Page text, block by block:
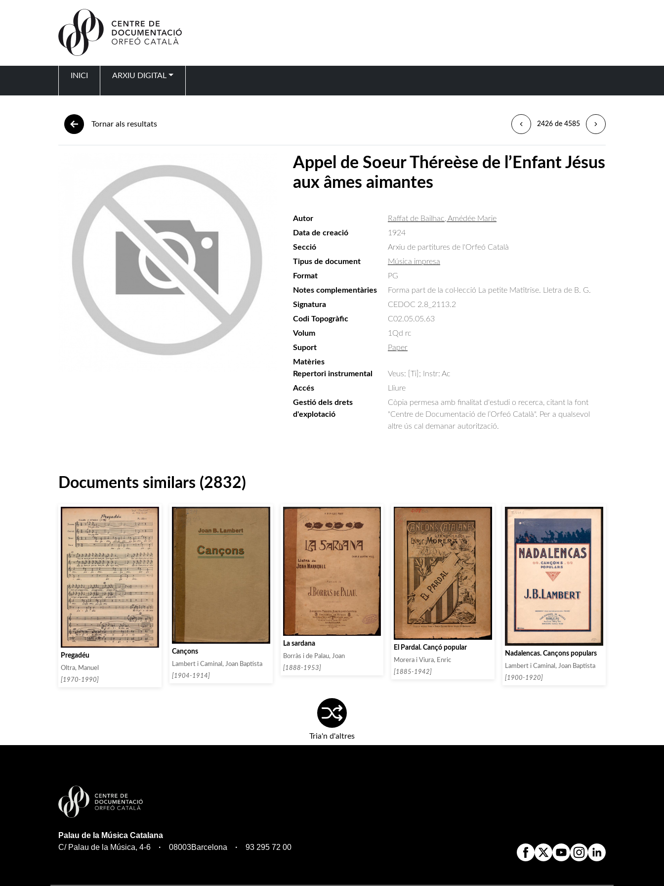
INICI ARXIU DIGITAL
Tornar als resultats 2426 de 4585
Appel de Soeur Théreèse de l’Enfant Jésus
aux âmes aimantes
Autor
Raffat de Bailhac, Amédée Marie
Data de creació
1924
Secció
Arxiu de partitures de l'Orfeó Català
Tipus de document
Música impresa
Format
PG
Notes complementàries
Forma part de la col·lecció La petite Matîtrise. Lletra de B. G.
Signatura
CEDOC 2.8_2113.2
Codi Topogràfic
C02.05.05.63
Volum
1Qd rc
Suport
Paper
Matèries
Repertori instrumental
Veus: [Ti]; Instr: Ac
Accés
Lliure
Gestió dels drets
d'explotació
Còpia permesa amb finalitat d'estudi o recerca, citant la font
"Centre de Documentació de l’Orfeó Català". Per a qualsevol
altre ús cal demanar autorització.
Documents similars (2832)
Pregadéu
Oltra, Manuel
[1970-1990]
Cançons
Lambert i Caminal, Joan Baptista
[1904-1914]
La sardana
Borràs i de Palau, Joan
[1888-1953]
El Pardal. Cançó popular
Morera i Viura, Enric
[1885-1942]
Nadalencas. Cançons populars
Lambert i Caminal, Joan Baptista
[1900-1920]
Tria'n d'altres
Palau de la Música Catalana
C/ Palau de la Música, 4-6
08003Barcelona 93 295 72 00